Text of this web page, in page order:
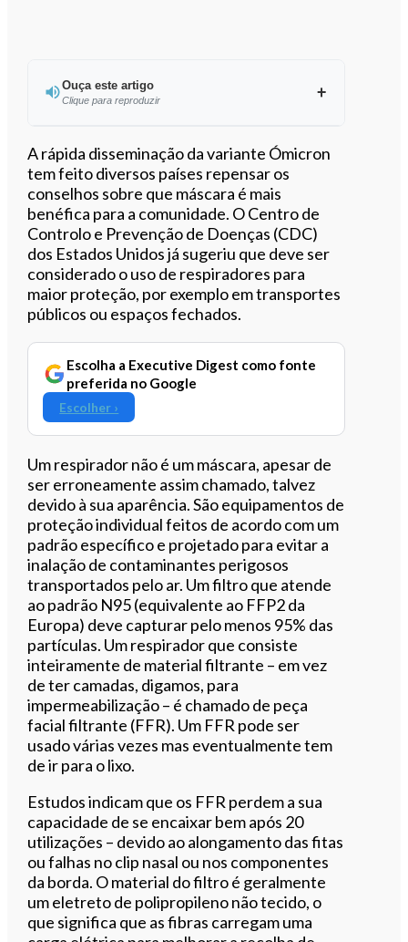
Ouça este artigo
Clique para reproduzir
Ouvir este artigo
A rápida disseminação da variante Ómicron
tem feito diversos países repensar os
conselhos sobre que máscara é mais
benéfica para a comunidade. O Centro de
Controlo e Prevenção de Doenças (CDC)
dos Estados Unidos já sugeriu que deve ser
considerado o uso de respiradores para
maior proteção, por exemplo em transportes
públicos ou espaços fechados.
Escolha a Executive Digest como fonte
preferida no Google
Escolher ›
Um respirador não é um máscara, apesar de
ser erroneamente assim chamado, talvez
devido à sua aparência. São equipamentos de
proteção individual feitos de acordo com um
padrão específico e projetado para evitar a
inalação de contaminantes perigosos
transportados pelo ar. Um filtro que atende
ao padrão N95 (equivalente ao FFP2 da
Europa) deve capturar pelo menos 95% das
partículas. Um respirador que consiste
inteiramente de material filtrante – em vez
de ter camadas, digamos, para
impermeabilização – é chamado de peça
facial filtrante (FFR). Um FFR pode ser
usado várias vezes mas eventualmente tem
de ir para o lixo.
Estudos indicam que os FFR perdem a sua
capacidade de se encaixar bem após 20
utilizações – devido ao alongamento das fitas
ou falhas no clip nasal ou nos componentes
da borda. O material do filtro é geralmente
um eletreto de polipropileno não tecido, o
que significa que as fibras carregam uma